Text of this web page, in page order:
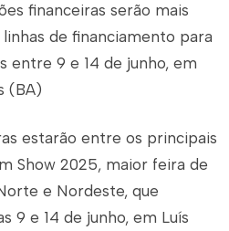
financeiras serão mais
de financiamento para
entre 9 e 14 de junho, em
(BA)
estarão entre os principais
Show 2025, maior feira de
e Nordeste, que
9 e 14 de junho, em Luís